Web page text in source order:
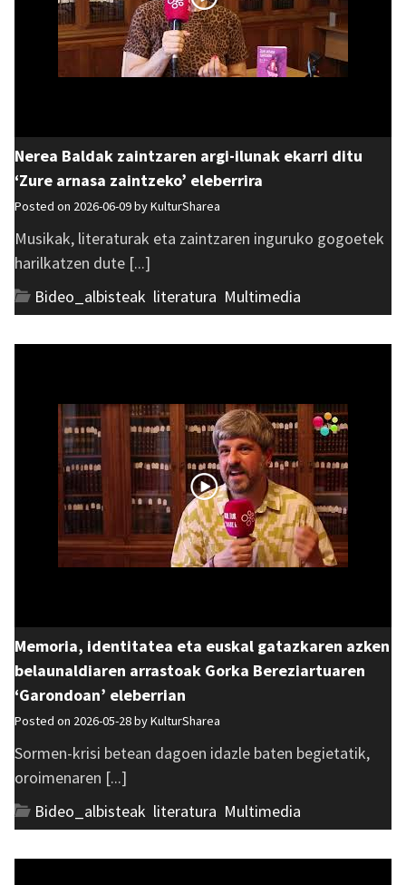
Nerea Baldak zaintzaren argi-ilunak ekarri ditu
‘Zure arnasa zaintzeko’ eleberrira
Posted on 2026-06-09 byKulturSharea
Musikak, literaturak eta zaintzaren inguruko gogoetek
harilkatzen dute [...]
Bideo_albisteak literatura Multimedia
Memoria, identitatea eta euskal gatazkaren azken
belaunaldiaren arrastoak Gorka Bereziartuaren
‘Garondoan’ eleberrian
Posted on 2026-05-28 byKulturSharea
Sormen-krisi betean dagoen idazle baten begietatik,
oroimenaren [...]
Bideo_albisteak literatura Multimedia